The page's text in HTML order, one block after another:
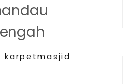
karpetmasjid